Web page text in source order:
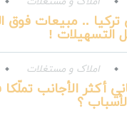
تركيا .. مبيعات فوق
التسهيلات !
املاک و مستغلات
أكثر الأجانب
؟